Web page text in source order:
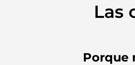
Las
Porque